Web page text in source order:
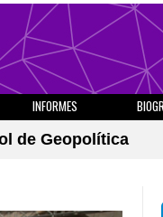
INFORMES
de Geopolítica